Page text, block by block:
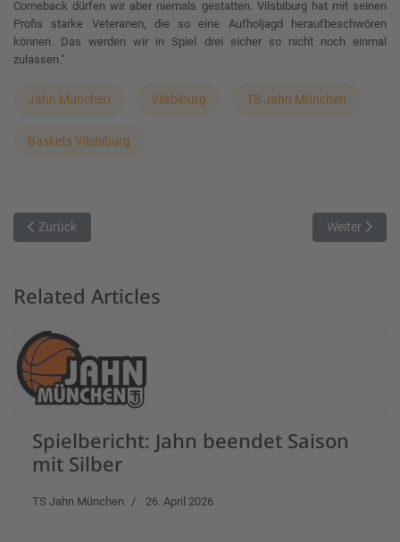
Comeback dürfen wir aber niemals gestatten. Vilsbiburg hat mit seinen
Profis starke Veteranen, die so eine Aufholjagd heraufbeschwören
können. Das werden wir in Spiel drei sicher so nicht noch einmal
zulassen.“
Jahn München Vilsbiburg TS Jahn München
Baskets Vilsbiburg
Vorheriger Beitrag: Raus mit Applaus: UniRiesen verlieren gegen
Zurück Nächster
Weiter
Related Articles
Spielbericht: Jahn beendet Saison
mit Silber
TS Jahn München 26. April 2026